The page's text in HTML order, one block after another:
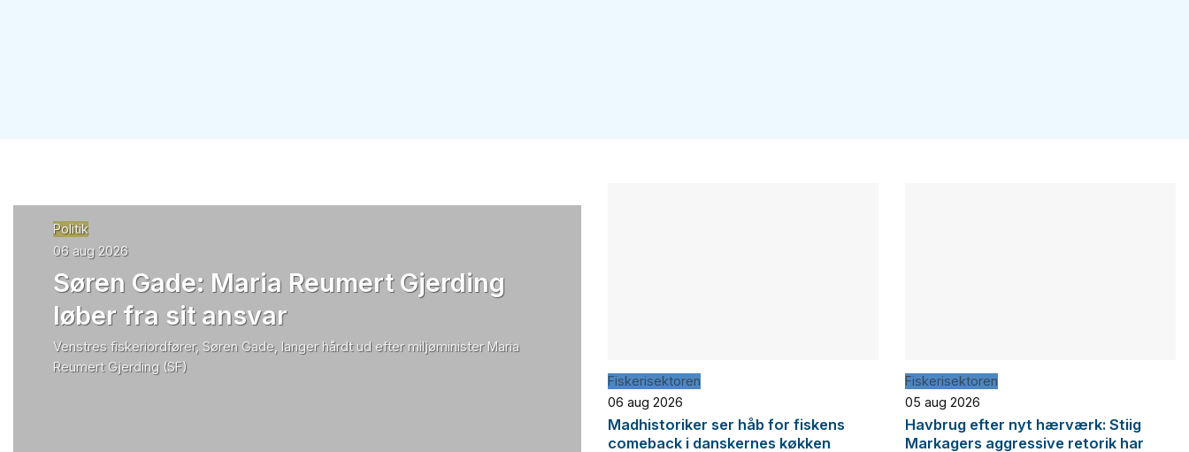
Politik
06 aug 2026
Søren Gade: Maria Reumert Gjerding
løber fra sit ansvar
Venstres fiskeriordfører, Søren Gade, langer hårdt ud efter miljøminister Maria
Reumert Gjerding (SF)
Fiskerisektoren
06 aug 2026
Madhistoriker ser håb for fiskens
comeback i danskernes køkken
Fiskerisektoren
05 aug 2026
Havbrug efter nyt hærværk: Stiig
Markagers aggressive retorik har